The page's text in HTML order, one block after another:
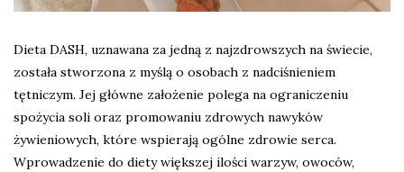
Dieta DASH, uznawana za jedną z najzdrowszych na świecie,
została stworzona z myślą o osobach z nadciśnieniem
tętniczym. Jej główne założenie polega na ograniczeniu
spożycia soli oraz promowaniu zdrowych nawyków
żywieniowych, które wspierają ogólne zdrowie serca.
Wprowadzenie do diety większej ilości warzyw, owoców,